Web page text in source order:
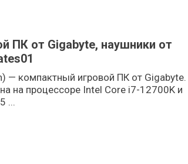
ПК от Gigabyte, наушники от
— компактный игровой ПК от Gigabyte.
на процессоре Intel Core i7-12700K и
...